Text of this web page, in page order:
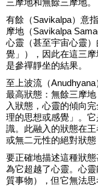
三摩地和無餘三摩地。
有餘（Savikalpa）意
摩地（Savikalpa
心靈（甚至宇宙心靈
覺」），因此在這三
是參禪靜坐的結果。
至上波流（
最高狀態：無餘三摩
入狀態，心靈的傾向
理的思想或感覺」。
識。此融入的狀態在王
或無二元性的絕對狀態
要正確地描述這種狀
為它超越了心靈。心
質事物），但它無法